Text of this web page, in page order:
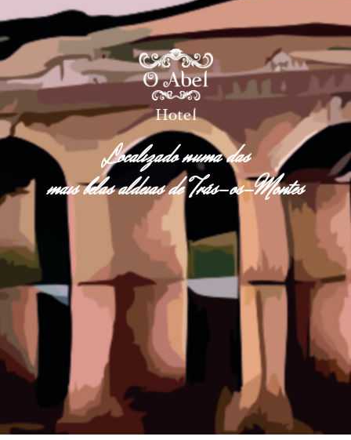
Localizado numa das
mais belas aldeias de Trás-os-Montes